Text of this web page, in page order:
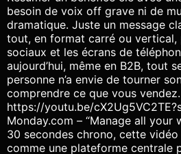
besoin de voix off grave ni de
dramatique. Juste un message
tout, en format carré ou vertical,
sociaux et les écrans de
aujourd’hui, même en B2B, tout
personne n’a envie de tourner
comprendre ce que vous vendez.
https://youtu.be/
Monday.com – “Manage all your
30 secondes chrono, cette
comme une plateforme centrale